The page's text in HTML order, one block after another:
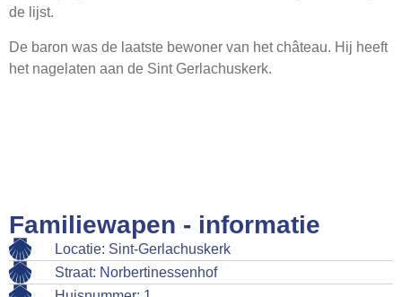
de lijst.
De baron was de laatste bewoner van het château. Hij heeft
het nagelaten aan de Sint Gerlachuskerk.
Familiewapen - informatie
Locatie: Sint-Gerlachuskerk
Straat: Norbertinessenhof